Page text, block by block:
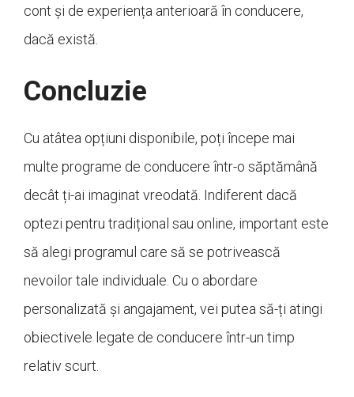
cont și de experiența anterioară în conducere,
dacă există.
Concluzie
Cu atâtea opțiuni disponibile, poți începe mai
multe programe de conducere într-o săptămână
decât ți-ai imaginat vreodată. Indiferent dacă
optezi pentru tradițional sau online, important este
să alegi programul care să se potrivească
nevoilor tale individuale. Cu o abordare
personalizată și angajament, vei putea să-ți atingi
obiectivele legate de conducere într-un timp
relativ scurt.